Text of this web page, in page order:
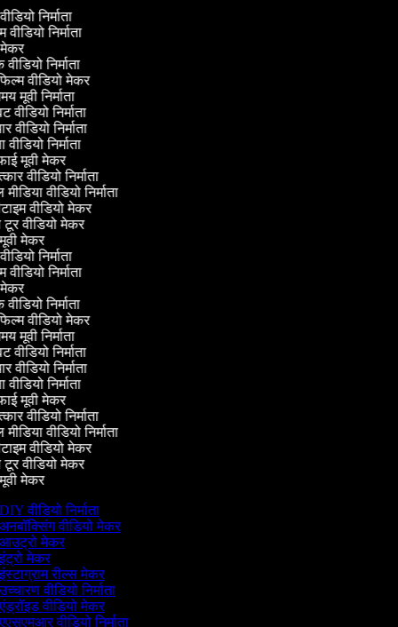
निर्माता
वीडियो निर्माता
निर्माता
वीडियो मेकर
मूवी निर्माता
निर्माता
वीडियो निर्माता
निर्माता
मूवी मेकर
वीडियो निर्माता
वीडियो निर्माता
वीडियो मेकर
वीडियो मेकर
मेकर
निर्माता
वीडियो निर्माता
निर्माता
वीडियो मेकर
मूवी निर्माता
निर्माता
वीडियो निर्माता
निर्माता
मूवी मेकर
वीडियो निर्माता
वीडियो निर्माता
वीडियो मेकर
वीडियो मेकर
मेकर
वीडियो निर्माता
वीडियो मेकर
मेकर
मेकर
रील्स मेकर
वीडियो निर्माता
वीडियो मेकर
वीडियो निर्माता